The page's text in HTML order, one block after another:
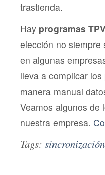
trastienda.
Hay programas
elección no siempre
en algunas
lleva a complicar
manera manual
Veamos algunos
nuestra empresa.
Tags: